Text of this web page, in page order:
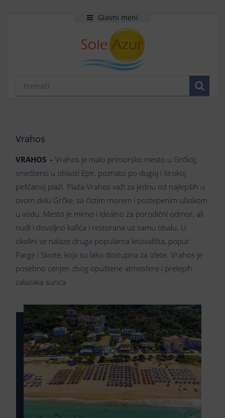
Glavni meni
Vrahos
VRAHOS - Vrahos je malo primorsko mesto u Grčkoj,
smešteno u oblasti Epir, poznato po dugoj i širokoj
peščanoj plaži. Plaža Vrahos važi za jednu od najlepših u
ovom delu Grčke, sa čistim morem i postepenim ulaskom
u vodu. Mesto je mirno i idealno za porodični odmor, ali
nudi i dovoljno kafića i restorana uz samu obalu. U
okolini se nalaze druga popularna letovališta, poput
Parge i Sivote, koja su lako dostupna za izlete. Vrahos je
posebno cenjen zbog opuštene atmosfere i prelepih
zalazaka sunca